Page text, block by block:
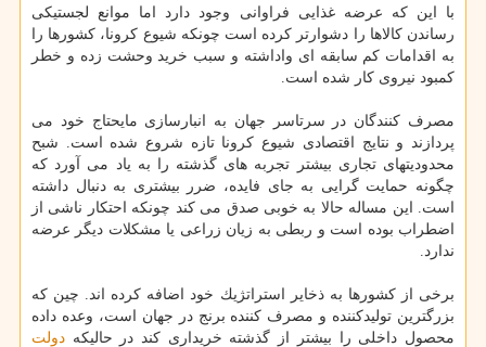
با این كه عرضه غذایی فراوانی وجود دارد اما موانع لجستیكی
رساندن كالاها را دشوارتر كرده است چونكه شیوع كرونا، كشورها را
به اقدامات كم سابقه ای واداشته و سبب خرید وحشت زده و خطر
كمبود نیروی كار شده است.
مصرف كنندگان در سرتاسر جهان به انبارسازی مایحتاج خود می
پردازند و نتایج اقتصادی شیوع كرونا تازه شروع شده است. شبح
محدودیتهای تجاری بیشتر تجربه های گذشته را به یاد می آورد كه
چگونه حمایت گرایی به جای فایده، ضرر بیشتری به دنبال داشته
است. این مساله حالا به خوبی صدق می كند چونكه احتكار ناشی از
اضطراب بوده است و ربطی به زیان زراعی یا مشكلات دیگر عرضه
ندارد.
برخی از كشورها به ذخایر استراتژیك خود اضافه كرده اند. چین كه
بزرگترین تولیدكننده و مصرف كننده برنج در جهان است، وعده داده
محصول داخلی را بیشتر از گذشته خریداری كند در حالیكه دولت